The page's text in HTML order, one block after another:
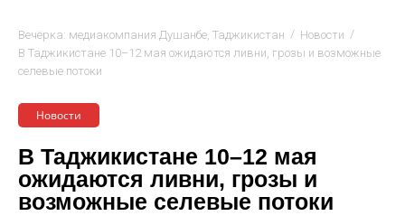
Вечёрка: медиакомпания Душанбе, Таджикистан / Новости /
В Таджикистане 10–12 мая ожидаются ливни, грозы и возможные
селевые потоки
Новости
В Таджикистане 10–12 мая
ожидаются ливни, грозы и
возможные селевые потоки